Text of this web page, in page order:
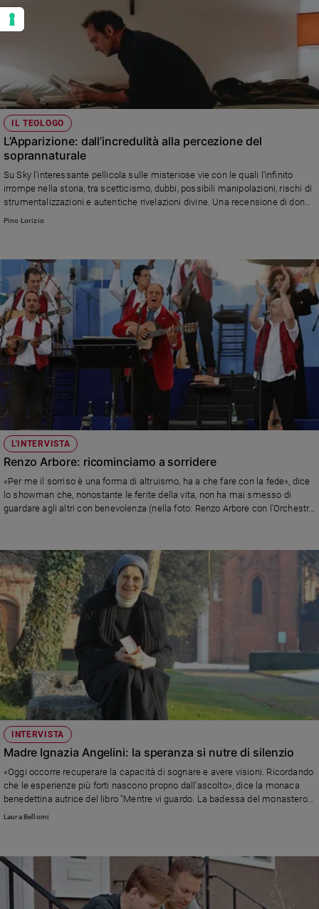
IL TEOLOGO
L’Apparizione: dall’incredulità alla percezione del
soprannaturale
Su Sky l'interessante pellicola sulle misteriose vie con le quali l'infinito
irrompe nella storia, tra scetticismo, dubbi, possibili manipolazioni, rischi di
strumentalizzazioni e autentiche rivelazioni divine. Una recensione di don
Pino Lorizio, della Pontificia Università Lateranense
Pino Lorizio
L'INTERVISTA
Renzo Arbore: ricominciamo a sorridere
«Per me il sorriso è una forma di altruismo, ha a che fare con la fede», dice
lo showman che, nonostante le ferite della vita, non ha mai smesso di
guardare agli altri con benevolenza (nella foto: Renzo Arbore con l'Orchestra
INTERVISTA
Madre Ignazia Angelini: la speranza si nutre di silenzio
«Oggi occorre recuperare la capacità di sognare e avere visioni. Ricordando
che le esperienze più forti nascono proprio dall'ascolto», dice la monaca
benedettina autrice del libro "Mentre vi guardo. La badessa del monastero
di Viboldone racconta" (foto di Attilio Rossetti)
Laura Bellomi